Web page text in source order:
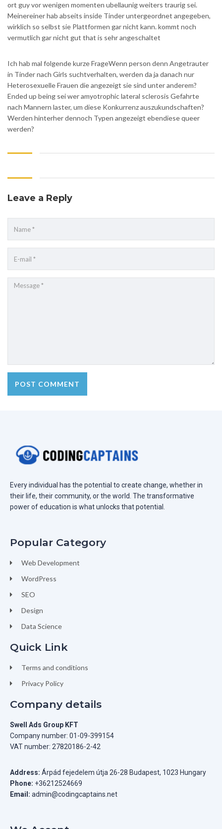
ort guy vor wenigen momenten ubellaunig weiters traurig sei.
Meinereiner hab abseits inside Tinder untergeordnet angegeben,
wirklich so selbst sie Plattformen gar nicht kann. kommt noch
vermutlich gar nicht gut that is sehr angeschaltet
Ich hab mal folgende kurze FrageWenn person denn Angetrauter
in Tinder nach Girls suchtverhalten, werden da ja danach nur
Heterosexuelle Frauen die angezeigt sie sind unter anderem?
Ended up being sei wer amyotrophic lateral sclerosis Gefahrte
nach Mannern laster, um diese Konkurrenz auszukundschaften?
Werden hinterher dennoch Typen angezeigt ebendiese queer
werden?
Leave a Reply
Every individual has the potential to create change, whether in
their life, their community, or the world. The transformative
power of education is what unlocks that potential.
Popular Category
Web Development
WordPress
SEO
Design
Data Science
Quick Link
Terms and conditions
Privacy Policy
Company details
Swell Ads Group KFT
Company number: 01-09-399154
VAT number: 27820186-2-42
Address: Árpád fejedelem útja 26-28 Budapest, 1023 Hungary
Phone: +36212524669
Email: admin@codingcaptains.net